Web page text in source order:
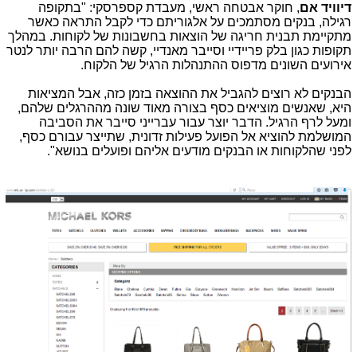
דיוויד אם, חוקר אבטחה ראשי, מעבדת קספרסקי: "בתקופה
רגילה, בנקים מסתמכים על אלגוריתם כדי לקבל התראה כאשר
מתקיימת תבנית חריגה של הוצאות בחשבונות של לקוחות. במהלך
תקופות כגון בלק פריידיי וסייבר מאנדיי, קשה להם הרבה יותר לנטר
אירועים השונים מדפוס ההתנהלות הרגיל של הלקוח.
הבנקים לא רוצים להגביל את ההוצאה בזמן כזה, אבל המציאות
היא, שאנשים מוציאים כסף בצורה מאוד שונה מההרגלים שלהם,
ומעל לרף הרגיל. הדבר יוצר עבור עברייני סייבר את הסביבה
המושלמת להוציא אל הפועל פעילות זדונית, שתייצר עבורם כסף,
לפני שהלקוחות או הבנקים מודעים אליהם ופועלים בנושא".